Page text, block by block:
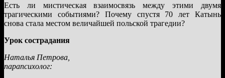
Есть ли мистическая взаимосвязь между этими двумя
трагическими событиями? Почему спустя 70 лет Катынь
снова стала местом величайшей польской трагедии?
Урок сострадания
Наталья Петрова,
парапсихолог: